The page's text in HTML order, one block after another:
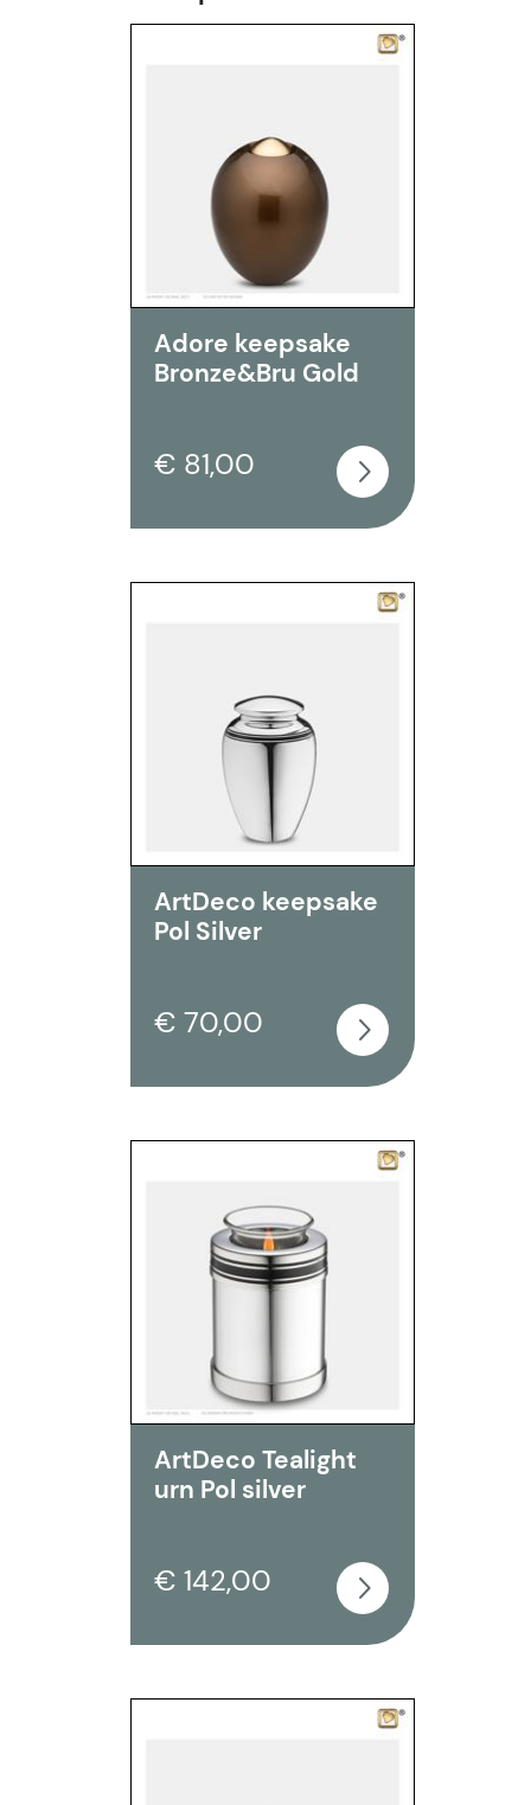
Adore keepsake
Bronze&Bru Gold
€ 81,00
ArtDeco keepsake
Pol Silver
€ 70,00
ArtDeco Tealight
urn Pol silver
€ 142,00